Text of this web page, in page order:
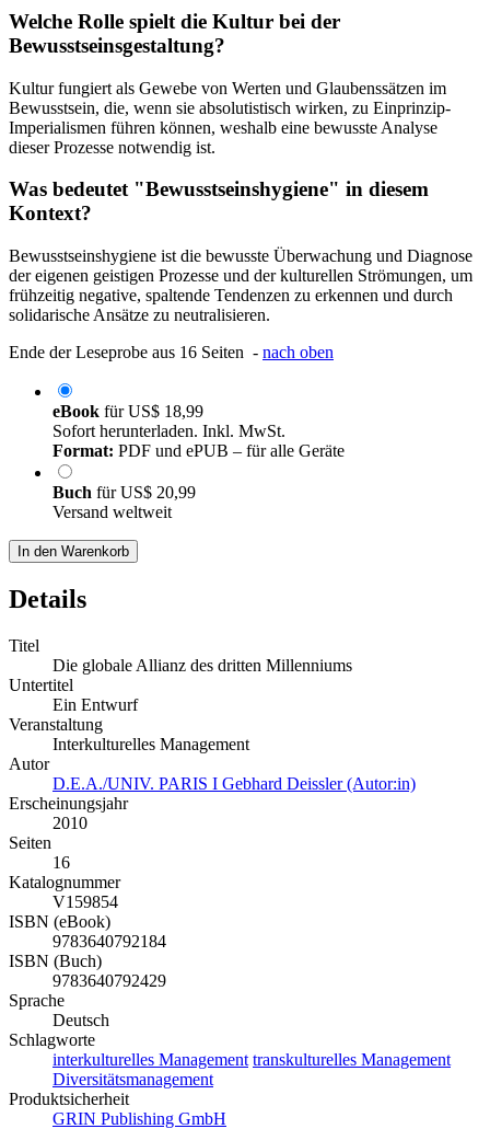
Welche Rolle spielt die Kultur bei der
Bewusstseinsgestaltung?
Kultur fungiert als Gewebe von Werten und Glaubenssätzen im
Bewusstsein, die, wenn sie absolutistisch wirken, zu Einprinzip-
Imperialismen führen können, weshalb eine bewusste Analyse
dieser Prozesse notwendig ist.
Was bedeutet "Bewusstseinshygiene" in diesem
Kontext?
Bewusstseinshygiene ist die bewusste Überwachung und Diagnose
der eigenen geistigen Prozesse und der kulturellen Strömungen, um
frühzeitig negative, spaltende Tendenzen zu erkennen und durch
solidarische Ansätze zu neutralisieren.
Ende der Leseprobe aus 16 Seiten - nach oben
eBook fürUS$ 18,99
Sofort herunterladen. Inkl. MwSt.
Format: PDF und ePUB – für alle Geräte
Buch fürUS$ 20,99
Versand weltweit
In den Warenkorb
Details
Titel
Die globale Allianz des dritten Millenniums
Untertitel
Ein Entwurf
Veranstaltung
Interkulturelles Management
Autor
D.E.A./UNIV. PARIS I Gebhard Deissler (Autor:in)
Erscheinungsjahr
2010
Seiten
16
Katalognummer
V159854
ISBN (eBook)
9783640792184
ISBN (Buch)
9783640792429
Sprache
Deutsch
Schlagworte
interkulturelles Management transkulturelles Management
Diversitätsmanagement
Produktsicherheit
GRIN Publishing GmbH